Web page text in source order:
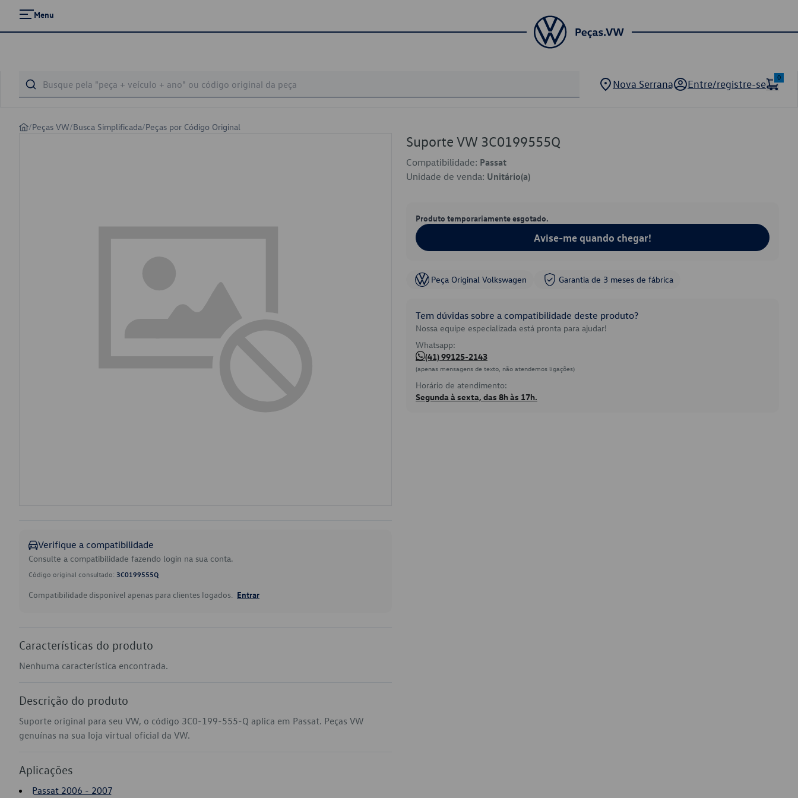
Menu
Nova Serrana Entre/registre-se
0
/Peças VW/Busca Simplificada/Peças por Código Original
Verifique a compatibilidade
Consulte a compatibilidade fazendo login na sua conta.
Código original consultado: 3C0199555Q
Compatibilidade disponível apenas para clientes logados. Entrar
Características do produto
Nenhuma característica encontrada.
Descrição do produto
Suporte original para seu VW, o código 3C0-199-555-Q aplica em Passat. Peças VW
genuínas na sua loja virtual oficial da VW.
Aplicações
Passat 2006 - 2007
Suporte VW 3C0199555Q
Compatibilidade: Passat
Unidade de venda: Unitário(a)
Produto temporariamente esgotado.
Avise-me quando chegar!
Peça Original Volkswagen Garantia de 3 meses de fábrica
Tem dúvidas sobre a compatibilidade deste produto?
Nossa equipe especializada está pronta para ajudar!
Whatsapp:
(41) 99125-2143
(apenas mensagens de texto, não atendemos ligações)
Horário de atendimento:
Segunda à sexta, das 8h às 17h.